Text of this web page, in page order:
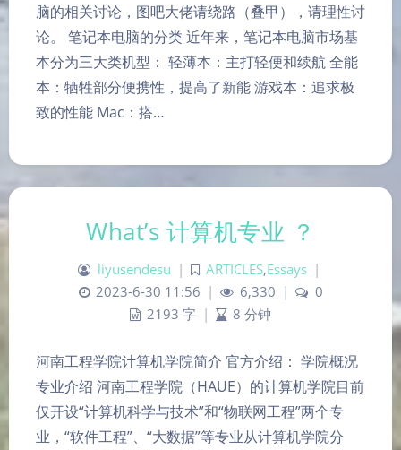
脑的相关讨论，图吧大佬请绕路（叠甲），请理性讨
论。 笔记本电脑的分类 近年来，笔记本电脑市场基
本分为三大类机型： 轻薄本：主打轻便和续航 全能
本：牺牲部分便携性，提高了新能 游戏本：追求极
致的性能 Mac：搭…
What’s 计算机专业 ？
liyusendesu | ARTICLES,Essays |
2023-6-30 11:56 | 6,330 |
0
2193 字 | 8 分钟
河南工程学院计算机学院简介 官方介绍： 学院概况
专业介绍 河南工程学院（HAUE）的计算机学院目前
仅开设“计算机科学与技术”和“物联网工程”两个专
业，“软件工程”、“大数据”等专业从计算机学院分